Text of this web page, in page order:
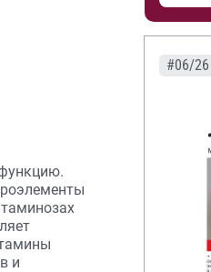
и
#06/26